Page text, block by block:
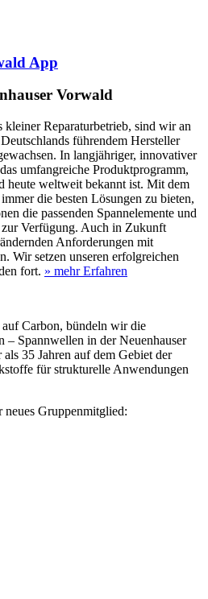
App
Vorwald
kleiner Reparaturbetrieb, sind wir an
führendem Hersteller
In langjähriger, innovativer
umfangreiche Produktprogramm,
heute weltweit bekannt ist. Mit dem
die besten Lösungen zu bieten,
die passenden Spannelemente und
zur Verfügung. Auch in Zukunft
Anforderungen mit
Wir setzen unseren erfolgreichen
fort. » mehr Erfahren
Carbon, bündeln wir die
– Spannwellen in der Neuenhauser
35 Jahren auf dem Gebiet der
für strukturelle Anwendungen
neues Gruppenmitglied: